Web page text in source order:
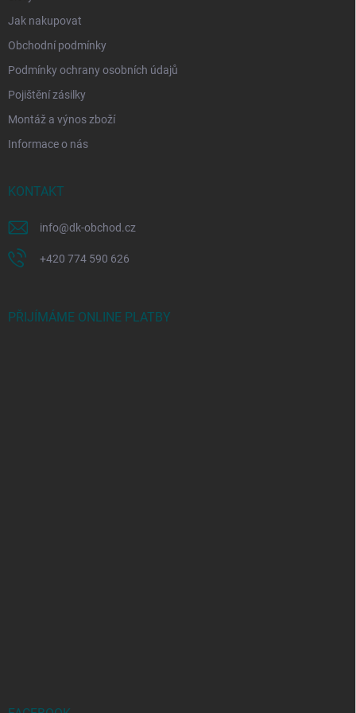
Jak nakupovat
Obchodní podmínky
Podmínky ochrany osobních údajů
Pojištění zásilky
Montáž a výnos zboží
Informace o nás
KONTAKT
info@dk-obchod.cz
+420 774 590 626
PŘIJÍMÁME ONLINE PLATBY